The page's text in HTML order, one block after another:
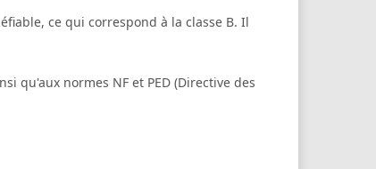
ce qui correspond à la classe B. Il
qu'aux normes NF et PED (Directive des